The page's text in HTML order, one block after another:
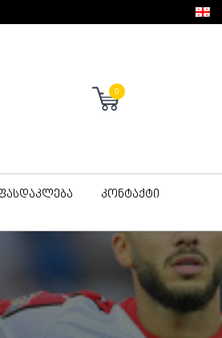
0
კონტაქტი